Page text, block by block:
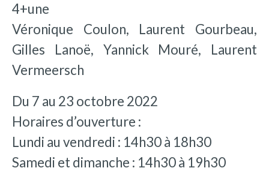
4+une
Véronique Coulon, Laurent Gourbeau,
Gilles Lanoë, Yannick Mouré, Laurent
Vermeersch
Du 7 au 23 octobre 2022
Horaires d’ouverture :
Lundi au vendredi : 14h30 à 18h30
Samedi et dimanche : 14h30 à 19h30